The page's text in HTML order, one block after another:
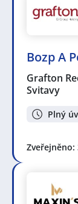
Bozp A
Grafton
Svitavy
Plný
Zveřejněno: